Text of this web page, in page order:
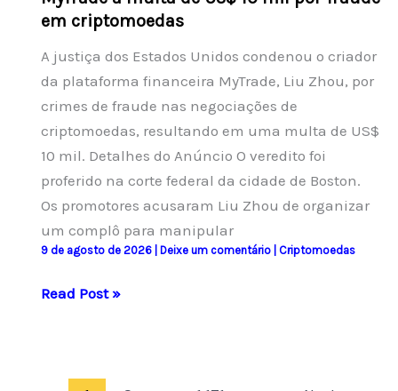
em criptomoedas
A justiça dos Estados Unidos condenou o criador
da plataforma financeira MyTrade, Liu Zhou, por
crimes de fraude nas negociações de
criptomoedas, resultando em uma multa de US$
10 mil. Detalhes do Anúncio O veredito foi
proferido na corte federal da cidade de Boston.
Os promotores acusaram Liu Zhou de organizar
um complô para manipular
9 de agosto de 2026 Deixe um comentário Criptomoedas
Justiça
Read Post »